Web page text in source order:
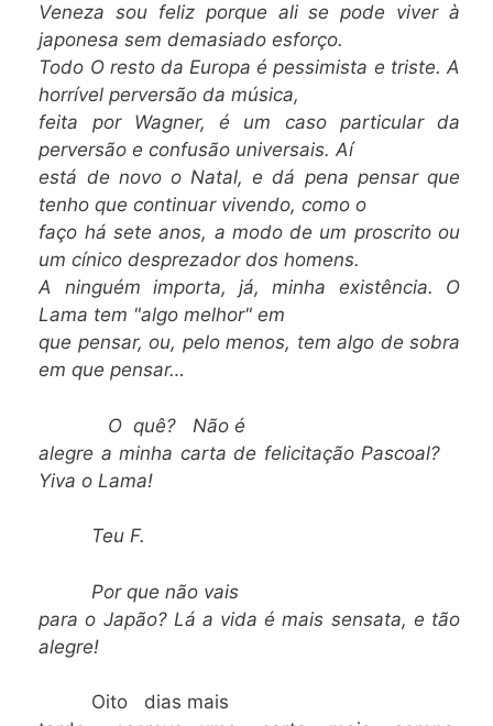
Veneza sou feliz porque ali se pode viver à
japonesa sem demasiado esforço.
Todo O resto da Europa é pessimista e triste. A
horrível perversão da música,
feita por Wagner, é um caso particular da
perversão e confusão universais. Aí
está de novo o Natal, e dá pena pensar que
tenho que continuar vivendo, como o
faço há sete anos, a modo de um proscrito ou
um cínico desprezador dos homens.
A ninguém importa, já, minha existência. O
Lama tem "algo melhor" em
que pensar, ou, pelo menos, tem algo de sobra
em que pensar…
O quê? Não é
alegre a minha carta de felicitação Pascoal?
Yiva o Lama!
Teu F.
Por que não vais
para o Japão? Lá a vida é mais sensata, e tão
alegre!
Oito dias mais